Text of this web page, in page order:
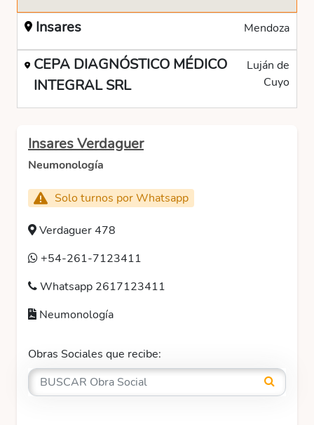
Insares Mendoza
CEPA DIAGNÓSTICO MÉDICO
INTEGRAL SRL
Luján de
Cuyo
Insares Verdaguer
Neumonología
Solo turnos por Whatsapp
Verdaguer 478
+54-261-7123411
Whatsapp 2617123411
Neumonología
Obras Sociales que recibe: